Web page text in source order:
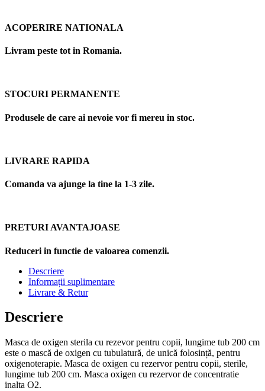
ACOPERIRE NATIONALA
Livram peste tot in Romania.
STOCURI PERMANENTE
Produsele de care ai nevoie vor fi mereu in stoc.
LIVRARE RAPIDA
Comanda va ajunge la tine la 1-3 zile.
PRETURI AVANTAJOASE
Reduceri in functie de valoarea comenzii.
Descriere
Informații suplimentare
Livrare & Retur
Descriere
Masca de oxigen sterila cu rezevor pentru copii, lungime tub 200 cm
este o mască de oxigen cu tubulatură, de unică folosință, pentru
oxigenoterapie. Masca de oxigen cu rezervor pentru copii, sterile,
lungime tub 200 cm. Masca oxigen cu rezervor de concentratie
inalta O2.